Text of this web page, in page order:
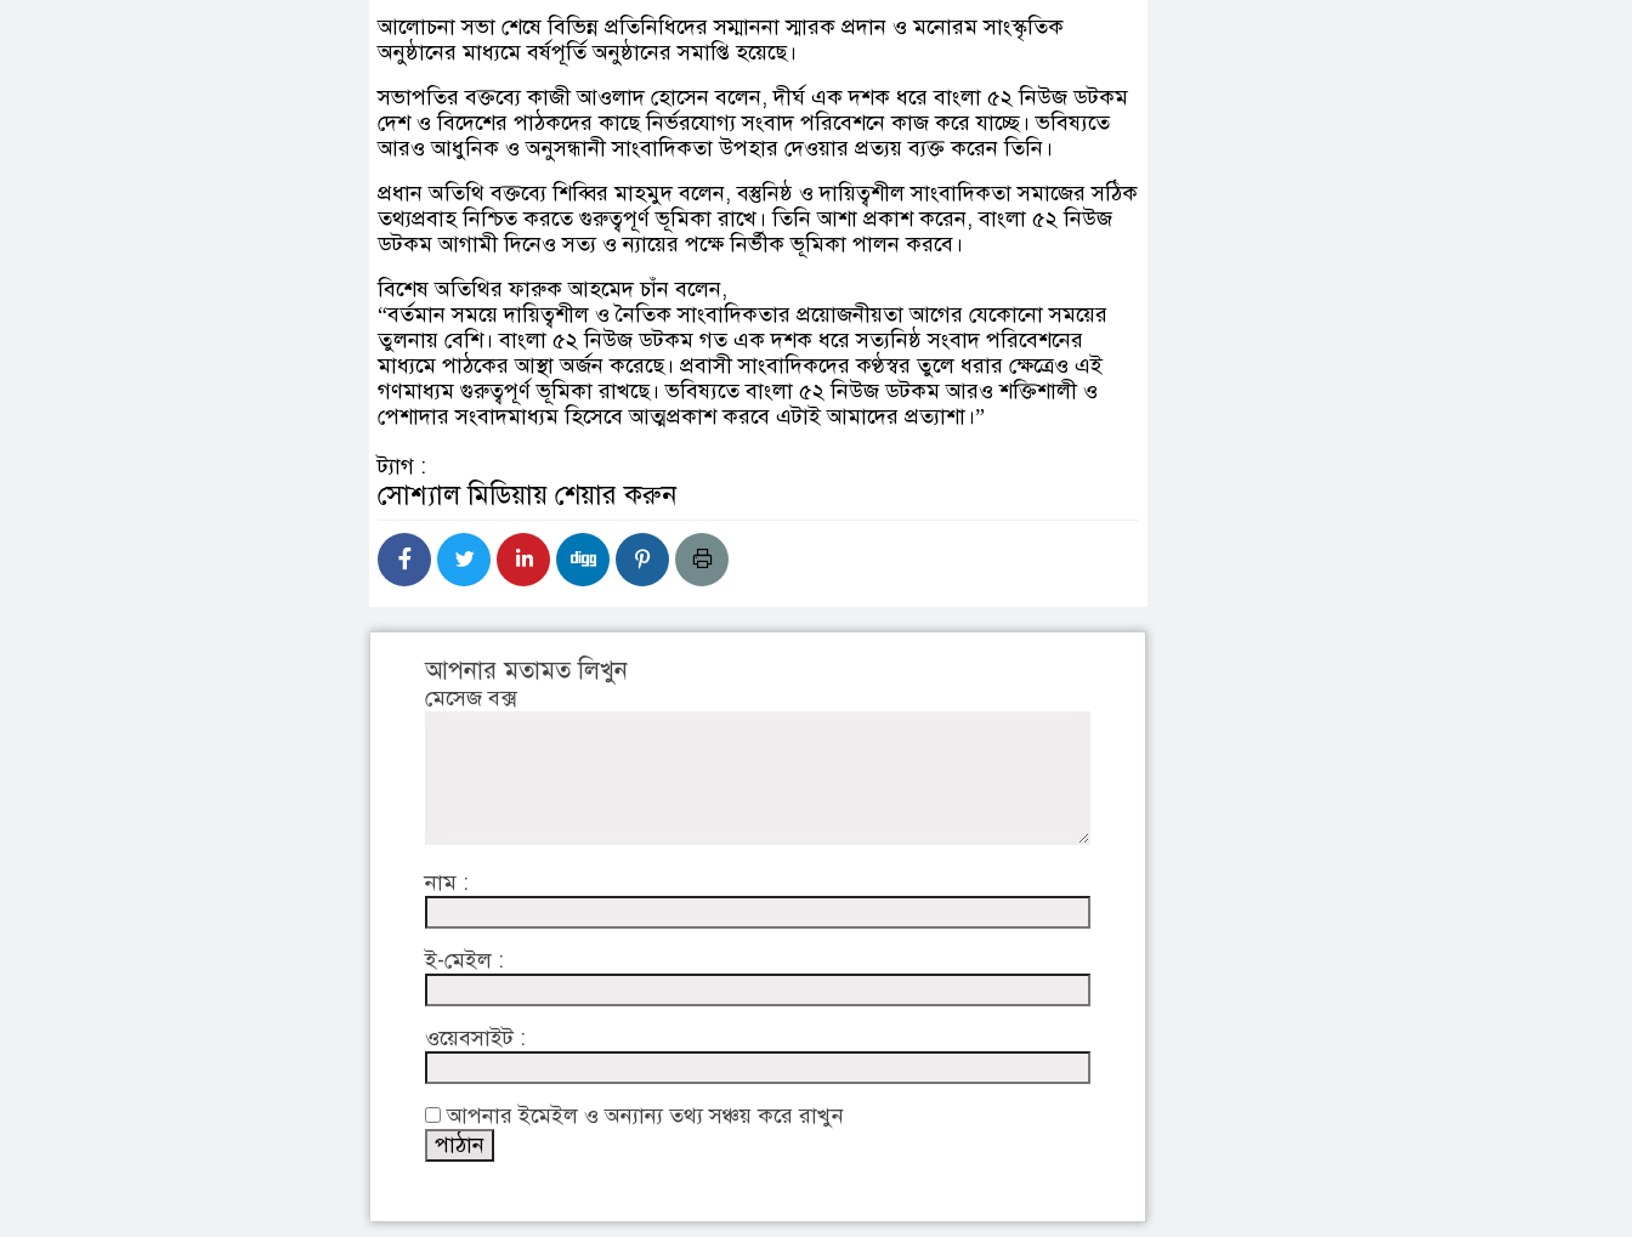
আলোচনা সভা শেষে বিভিন্ন প্রতিনিধিদের সম্মাননা স্মারক প্রদান ও মনোরম সাংস্কৃতিক
অনুষ্ঠানের মাধ্যমে বর্ষপূর্তি অনুষ্ঠানের সমাপ্তি হয়েছে।
সভাপতির বক্তব্যে কাজী আওলাদ হোসেন বলেন, দীর্ঘ এক দশক ধরে বাংলা ৫২ নিউজ ডটকম
দেশ ও বিদেশের পাঠকদের কাছে নির্ভরযোগ্য সংবাদ পরিবেশনে কাজ করে যাচ্ছে। ভবিষ্যতে
আরও আধুনিক ও অনুসন্ধানী সাংবাদিকতা উপহার দেওয়ার প্রত্যয় ব্যক্ত করেন তিনি।
প্রধান অতিথি বক্তব্যে শিব্বির মাহমুদ বলেন, বস্তুনিষ্ঠ ও দায়িত্বশীল সাংবাদিকতা সমাজের সঠিক
তথ্যপ্রবাহ নিশ্চিত করতে গুরুত্বপূর্ণ ভূমিকা রাখে। তিনি আশা প্রকাশ করেন, বাংলা ৫২ নিউজ
ডটকম আগামী দিনেও সত্য ও ন্যায়ের পক্ষে নির্ভীক ভূমিকা পালন করবে।
বিশেষ অতিথির ফারুক আহমেদ চাঁন বলেন,
“বর্তমান সময়ে দায়িত্বশীল ও নৈতিক সাংবাদিকতার প্রয়োজনীয়তা আগের যেকোনো সময়ের
তুলনায় বেশি। বাংলা ৫২ নিউজ ডটকম গত এক দশক ধরে সত্যনিষ্ঠ সংবাদ পরিবেশনের
মাধ্যমে পাঠকের আস্থা অর্জন করেছে। প্রবাসী সাংবাদিকদের কণ্ঠস্বর তুলে ধরার ক্ষেত্রেও এই
গণমাধ্যম গুরুত্বপূর্ণ ভূমিকা রাখছে। ভবিষ্যতে বাংলা ৫২ নিউজ ডটকম আরও শক্তিশালী ও
পেশাদার সংবাদমাধ্যম হিসেবে আত্মপ্রকাশ করবে এটাই আমাদের প্রত্যাশা।”
ট্যাগ :
সোশ্যাল মিডিয়ায় শেয়ার করুন
আপনার মতামত লিখুন
মেসেজ বক্স
নাম :
ই-মেইল :
ওয়েবসাইট :
আপনার ইমেইল ও অন্যান্য তথ্য সঞ্চয় করে রাখুন